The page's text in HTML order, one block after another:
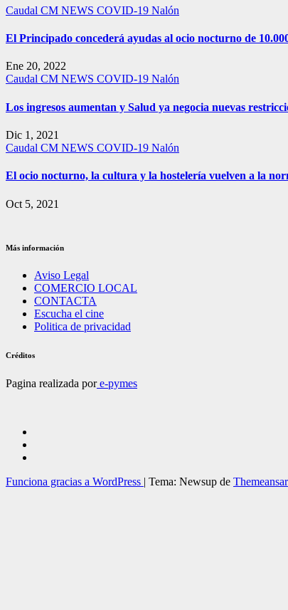
Caudal CM NEWS COVID-19 Nalón
El Principado concederá ayudas al ocio nocturno de
Ene 20, 2022
Caudal CM NEWS COVID-19 Nalón
Los ingresos aumentan y Salud ya negocia nuevas
Dic 1, 2021
Caudal CM NEWS COVID-19 Nalón
El ocio nocturno, la cultura y la hostelería vuelven a la
Oct 5, 2021
Más información
Aviso Legal
COMERCIO LOCAL
CONTACTA
Escucha el cine
Politica de privacidad
Créditos
Pagina realizada pore-pymes
Funciona gracias a WordPress | Tema: Newsup de Themeansar